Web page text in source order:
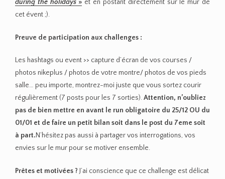
during the holidays » et en postant directement sur le mur de
cet évent ;).
Preuve de participation aux challenges :
Les hashtags ou event >> capture d’écran de vos courses /
photos nikeplus / photos de votre montre/ photos de vos pieds
salle… peu importe, montrez-moi juste que vous sortez courir
régulièrement (7 posts pour les 7 sorties).Attention, n’oubliez
pas de bien mettre en avant le run obligatoire du 25/12 OU du
01/01 et de faire un petit bilan soit dans le post du 7eme soit
à part.N’hésitez pas aussi à partager vos interrogations, vos
envies sur le mur pour se motiver ensemble.
Prêtes et motivées ? J’ai conscience que ce challenge est délicat